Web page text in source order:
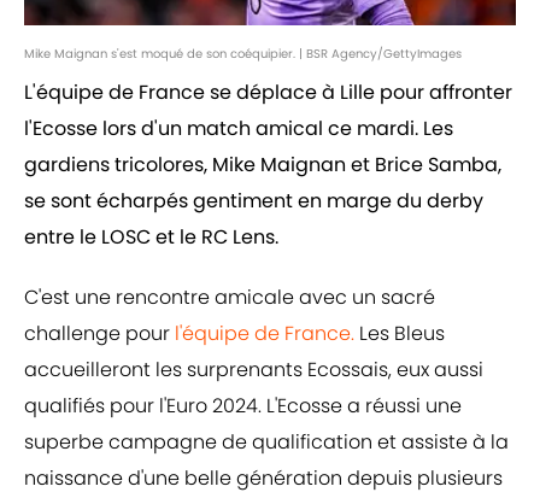
Mike Maignan s'est moqué de son coéquipier. | BSR Agency/GettyImages
L'équipe de France se déplace à Lille pour affronter
l'Ecosse lors d'un match amical ce mardi. Les
gardiens tricolores, Mike Maignan et Brice Samba,
se sont écharpés gentiment en marge du derby
entre le LOSC et le RC Lens.
C'est une rencontre amicale avec un sacré
challenge pour l'équipe de France. Les Bleus
accueilleront les surprenants Ecossais, eux aussi
qualifiés pour l'Euro 2024. L'Ecosse a réussi une
superbe campagne de qualification et assiste à la
naissance d'une belle génération depuis plusieurs